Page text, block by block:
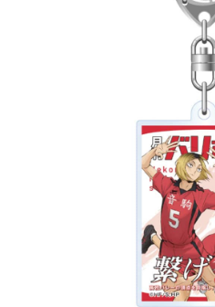
薬屋のひとりごと 夏の園遊会
アニメ『僕のヒーローアカデ
ハイキュー!!ジャージ＆ユニ
『無職転生Ⅲ ～異世界行っ